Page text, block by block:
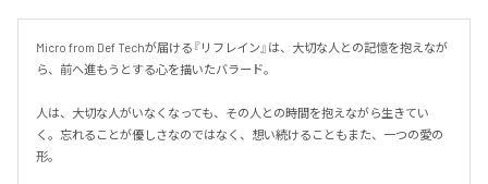
Micro from Def Techが届ける『リフレイン』は、大切な人との記憶を抱えなが
ら、前へ進もうとする心を描いたバラード。
人は、大切な人がいなくなっても、その人との時間を抱えながら生きてい
く。忘れることが優しさなのではなく、想い続けることもまた、一つの愛の
形。